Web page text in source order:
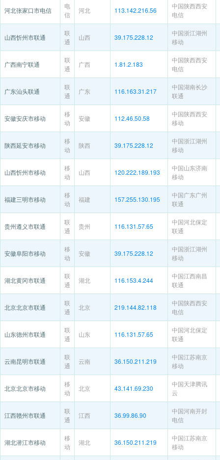
河北张家口市电信
电
信
河北 113.142.216.56
中国陕西西安
电信
山西忻州市联通
联
通
山西 39.175.228.12
中国浙江湖州
移动
广西南宁联通
联
通
广西 1.81.2.183
中国陕西西安
电信
广东汕头联通
联
通
广东 116.163.31.217
中国湖南长沙
联通
安徽安庆市移动
移
动
安徽 112.46.50.58
中国陕西西安
移动
陕西延安市移动
移
动
陕西 39.175.228.12
中国浙江湖州
移动
山西忻州市移动
移
动
山西 120.222.189.193
中国山东济南
移动
福建三明市移动
移
动
福建 157.255.130.195
中国广东广州
联通
贵州遵义市联通
联
通
贵州 116.131.57.65
中国河北保定
联通
安徽阜阳市移动
移
动
安徽 39.175.228.12
中国浙江湖州
移动
湖北黄冈市联通
联
通
湖北 116.153.4.244
中国江西南昌
联通
北京北京市联通
联
通
北京 219.144.82.118
中国陕西西安
电信
山东德州市联通
联
通
山东 116.131.57.65
中国河北保定
联通
云南昆明市联通
联
通
云南 36.150.211.219
中国江苏南京
移动
北京北京市移动
移
动
北京 43.141.69.230
中国天津腾讯
云
江西赣州市联通
联
通
江西 36.99.86.90
中国河南开封
电信
湖北潜江市移动
移
动
湖北 36.150.211.219
中国江苏南京
移动